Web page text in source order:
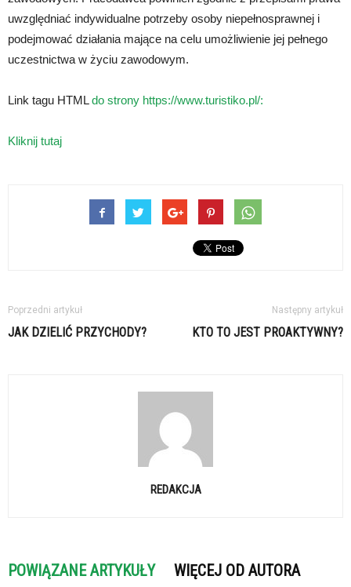
uwzględniać indywidualne potrzeby osoby niepełnosprawnej i
podejmować działania mające na celu umożliwienie jej pełnego
uczestnictwa w życiu zawodowym.
Link tagu HTMLdo strony https://www.turistiko.pl/:
Kliknij tutaj
Poprzedni artykuł
JAK DZIELIĆ PRZYCHODY?
Następny artykuł
KTO TO JEST PROAKTYWNY?
REDAKCJA
POWIĄZANE ARTYKUŁY WIĘCEJ OD AUTORA